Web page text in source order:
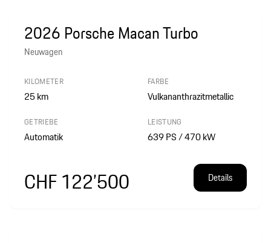
2026 Porsche Macan Turbo
Neuwagen
KILOMETER
25km
FARBE
Vulkananthrazitmetallic
GETRIEBE
Automatik
LEISTUNG
639 PS / 470 kW
CHF 122’500 Details